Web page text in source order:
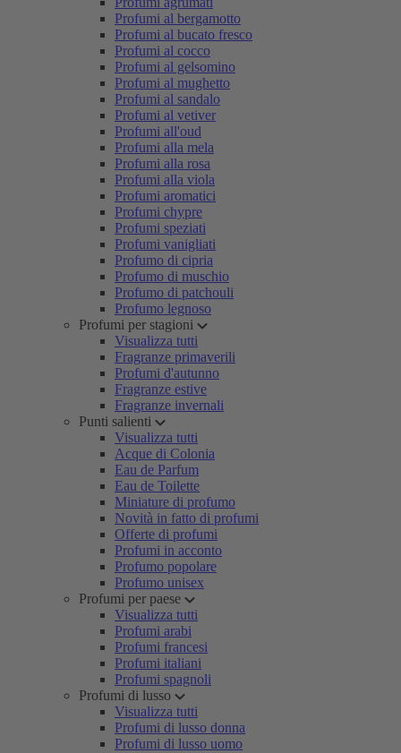
Profumi al bergamotto
Profumi al bucato fresco
Profumi al cocco
Profumi al gelsomino
Profumi al mughetto
Profumi al sandalo
Profumi al vetiver
Profumi all'oud
Profumi alla mela
Profumi alla rosa
Profumi alla viola
Profumi aromatici
Profumi chypre
Profumi speziati
Profumi vanigliati
Profumo di cipria
Profumo di muschio
Profumo di patchouli
Profumo legnoso
Profumi per stagioni
Visualizza tutti
Fragranze primaverili
Profumi d'autunno
Fragranze estive
Fragranze invernali
Punti salienti
Visualizza tutti
Acque di Colonia
Eau de Parfum
Eau de Toilette
Miniature di profumo
Novità in fatto di profumi
Offerte di profumi
Profumi in acconto
Profumo popolare
Profumo unisex
Profumi per paese
Visualizza tutti
Profumi arabi
Profumi francesi
Profumi italiani
Profumi spagnoli
Profumi di lusso
Visualizza tutti
Profumi di lusso donna
Profumi di lusso uomo